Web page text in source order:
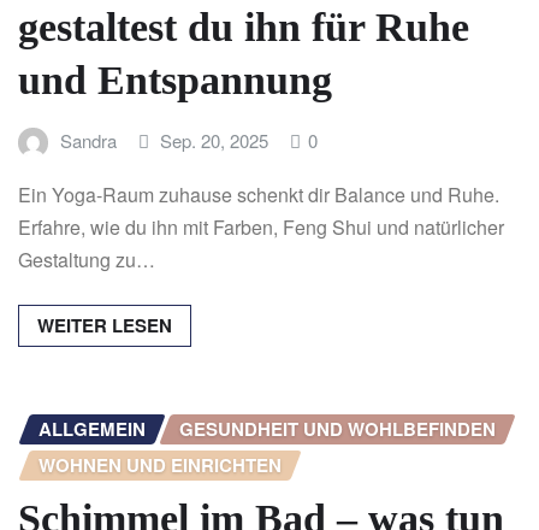
gestaltest du ihn für Ruhe
und Entspannung
Sandra Sep. 20, 2025 0
Ein Yoga-Raum zuhause schenkt dir Balance und Ruhe.
Erfahre, wie du ihn mit Farben, Feng Shui und natürlicher
Gestaltung zu…
WEITER LESEN
ALLGEMEIN
GESUNDHEIT UND WOHLBEFINDEN
WOHNEN UND EINRICHTEN
Schimmel im Bad – was tun